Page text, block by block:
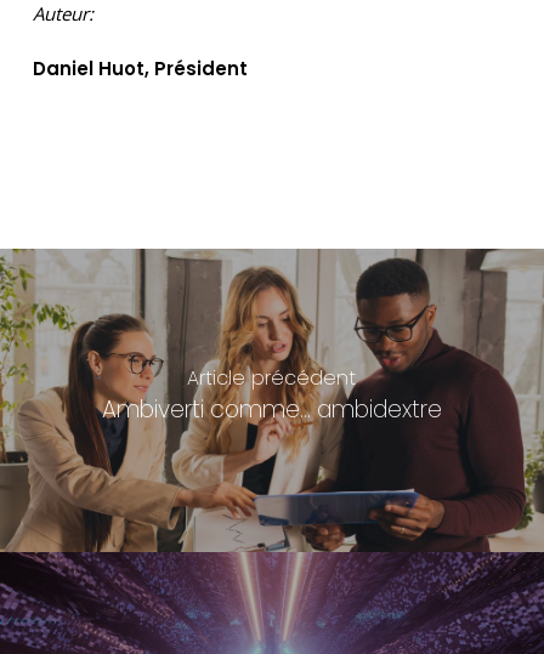
Auteur:
Daniel Huot, Président
Article précédent
Ambiverti comme... ambidextre